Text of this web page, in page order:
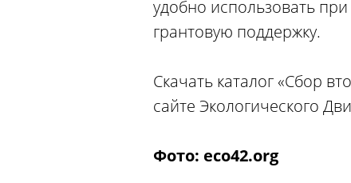
удобно использовать
грантовую поддержку.
Скачать каталог «Сбор
сайте Экологического
Фото: eco42.org